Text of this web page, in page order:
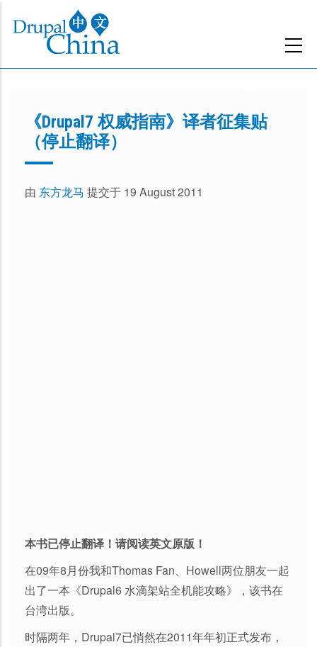
主
《Drupal7 权威指南》译者征集贴
（停止翻译）
由 东方龙马 提交于 19 August 2011
本书已停止翻译！请阅读英文原版！
在09年8月份我和Thomas Fan、Howell两位朋友一起
出了一本《Drupal6 水滴架站全机能攻略》，该书在
台湾出版。
时隔两年，Drupal7已悄然在2011年年初正式发布，